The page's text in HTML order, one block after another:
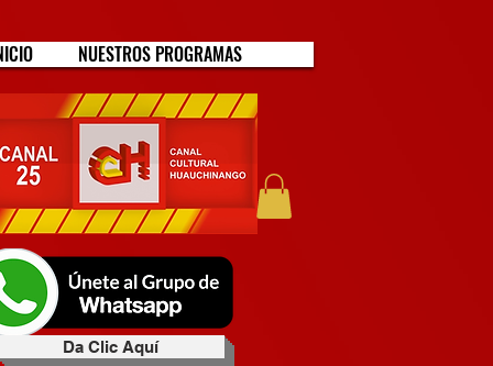
NUESTROS PROGRAMAS
Da Clic Aquí